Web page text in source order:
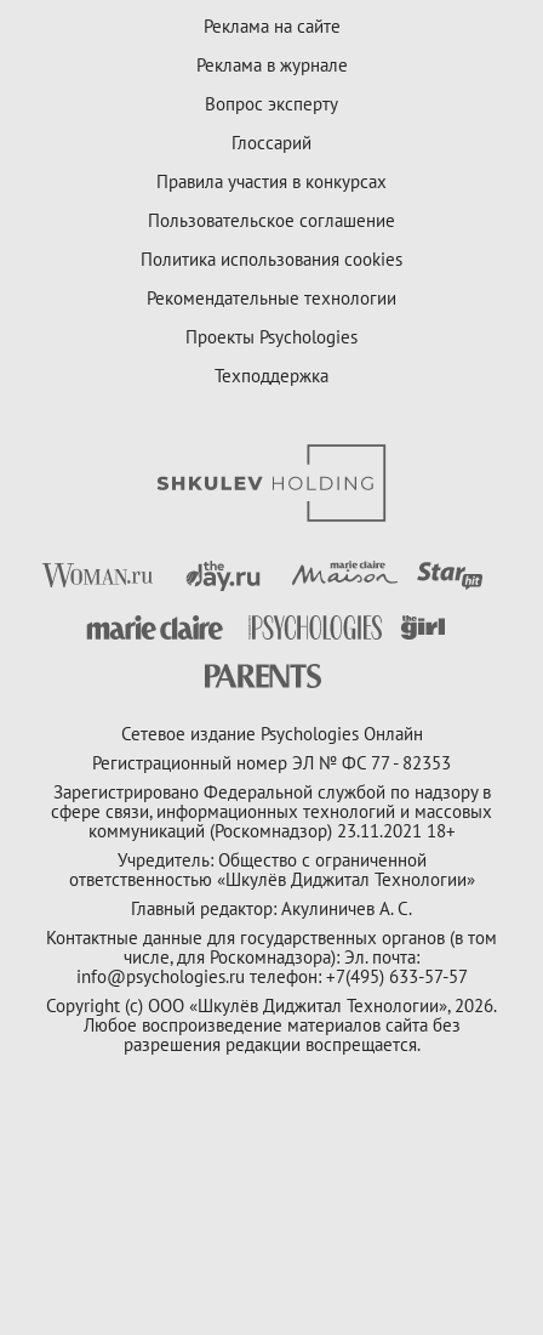
Реклама на сайте
Реклама в журнале
Вопрос эксперту
Глоссарий
Правила участия в конкурсах
Пользовательское соглашение
Политика использования cookies
Рекомендательные технологии
Проекты Psychologies
Техподдержка
Сетевое издание Psychologies Онлайн
Регистрационный номер ЭЛ № ФС 77 - 82353
Зарегистрировано Федеральной службой по надзору в
сфере связи, информационных технологий и массовых
коммуникаций (Роскомнадзор) 23.11.2021 18+
Учредитель: Общество с ограниченной
ответственностью «Шкулёв Диджитал Технологии»
Главный редактор: Акулиничев А. С.
Контактные данные для государственных органов (в том
числе, для Роскомнадзора): Эл. почта:
info@psychologies.ru телефон: +7(495) 633-57-57
Copyright (с) ООО «Шкулёв Диджитал Технологии», 2026.
Любое воспроизведение материалов сайта без
разрешения редакции воспрещается.